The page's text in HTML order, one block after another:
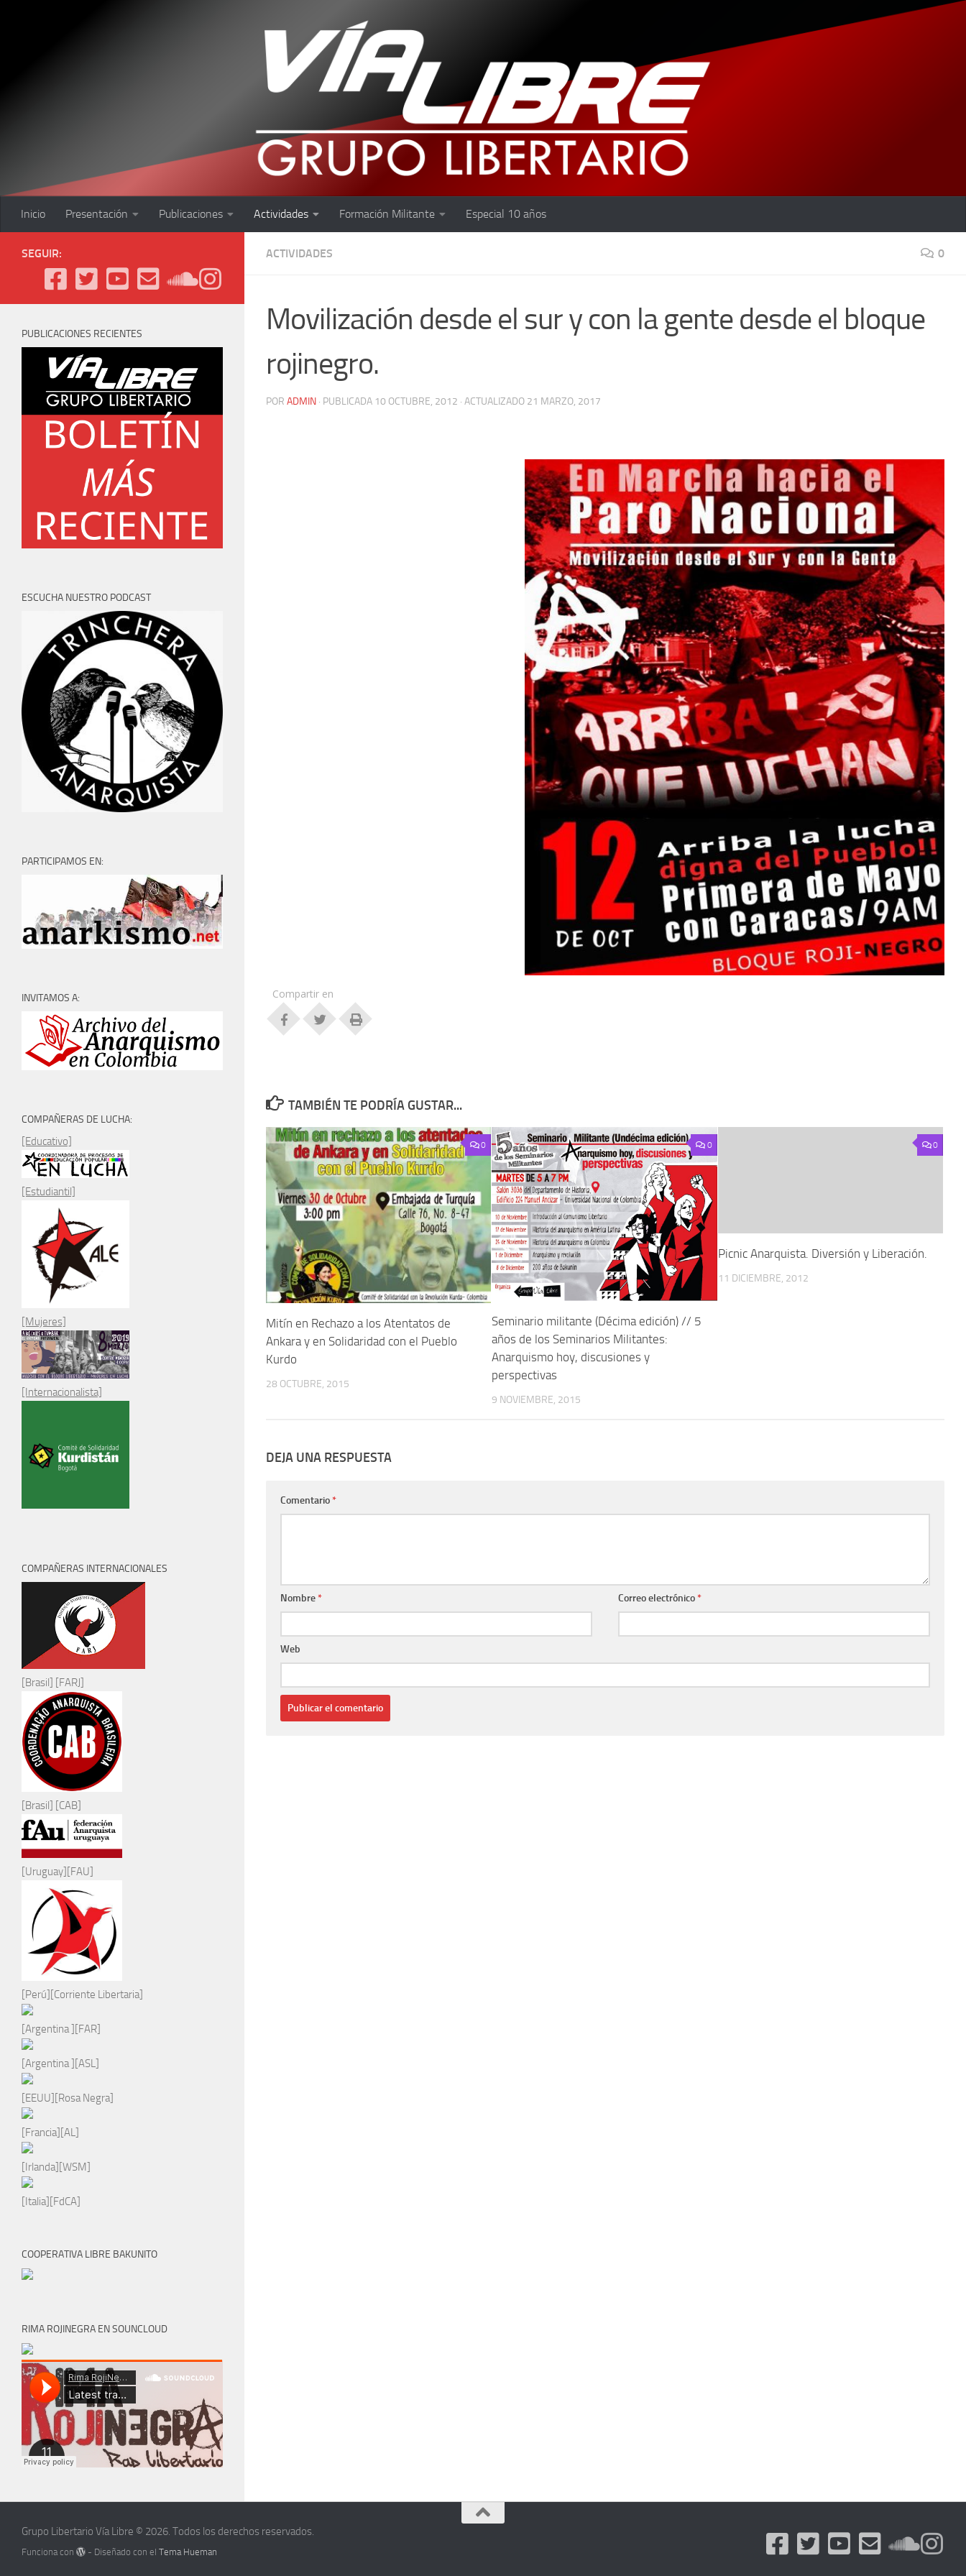
Inicio Presentación Publicaciones Actividades Formación Militante Especial 10 años
ACTIVIDADES 0
Movilización desde el sur y con la gente desde el bloque
rojinegro.
POR ADMIN · PUBLICADA 10 OCTUBRE, 2012 · ACTUALIZADO 21 MARZO, 2017
Compartir en
TAMBIÉN TE PODRÍA GUSTAR...
0
Mitín en Rechazo a los Atentatos de
Ankara y en Solidaridad con el Pueblo
Kurdo
28 OCTUBRE, 2015
0
Seminario militante (Décima edición) // 5
años de los Seminarios Militantes:
Anarquismo hoy, discusiones y
perspectivas
9 NOVIEMBRE, 2015
0
Picnic Anarquista. Diversión y Liberación.
11 DICIEMBRE, 2012
DEJA UNA RESPUESTA
Comentario*
Nombre* Correo electrónico*
Web
SEGUIR:
PUBLICACIONES RECIENTES
ESCUCHA NUESTRO PODCAST
PARTICIPAMOS EN:
INVITAMOS A:
COMPAÑERAS DE LUCHA:
[Educativo]
[Estudiantil]
[Mujeres]
[Internacionalista]
COMPAÑERAS INTERNACIONALES
[Brasil] [FARJ]
[Brasil] [CAB]
[Uruguay][FAU]
[Perú][Corriente Libertaria]
[Argentina ][FAR]
[Argentina ][ASL]
[EEUU][Rosa Negra]
[Francia][AL]
[Irlanda][WSM]
[Italia][FdCA]
COOPERATIVA LIBRE BAKUNITO
RIMA ROJINEGRA EN SOUNCLOUD
Grupo Libertario Vía Libre © 2026. Todos los derechos reservados.
Funciona con - Diseñado con elTema Hueman